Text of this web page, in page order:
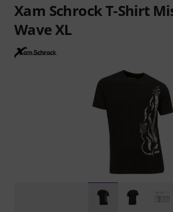
Xam Schrock T-Shirt
Wave XL